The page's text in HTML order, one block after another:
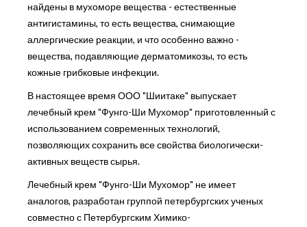
найдены в мухоморе вещества - естественные
антигистамины, то есть вещества, снимающие
аллергические реакции, и что особенно важно -
вещества, подавляющие дерматомикозы, то есть
кожные грибковые инфекции.
В настоящее время ООО "Шиитаке" выпускает
лечебный крем "Фунго-Ши Мухомор" приготовленный с
использованием современных технологий,
позволяющих сохранить все свойства биологически-
активных веществ сырья.
Лечебный крем "Фунго-Ши Мухомор" не имеет
аналогов, разработан группой петербургских ученых
совместно с Петербургским Химико-